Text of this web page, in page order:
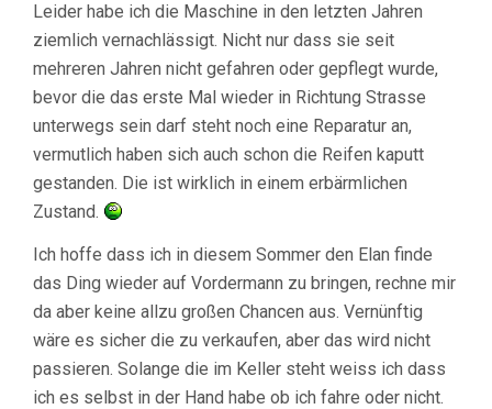
Leider habe ich die Maschine in den letzten Jahren
ziemlich vernachlässigt. Nicht nur dass sie seit
mehreren Jahren nicht gefahren oder gepflegt wurde,
bevor die das erste Mal wieder in Richtung Strasse
unterwegs sein darf steht noch eine Reparatur an,
vermutlich haben sich auch schon die Reifen kaputt
gestanden. Die ist wirklich in einem erbärmlichen
Zustand.
Ich hoffe dass ich in diesem Sommer den Elan finde
das Ding wieder auf Vordermann zu bringen, rechne mir
da aber keine allzu großen Chancen aus. Vernünftig
wäre es sicher die zu verkaufen, aber das wird nicht
passieren. Solange die im Keller steht weiss ich dass
ich es selbst in der Hand habe ob ich fahre oder nicht.